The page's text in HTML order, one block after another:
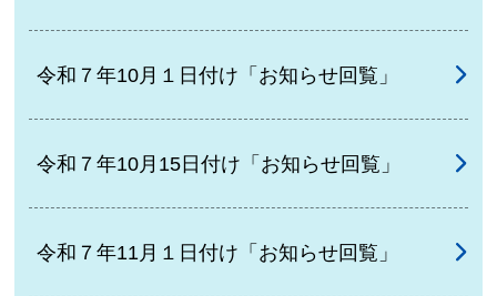
令和７年10月１日付け「お知らせ回覧」
令和７年10月15日付け「お知らせ回覧」
令和７年11月１日付け「お知らせ回覧」